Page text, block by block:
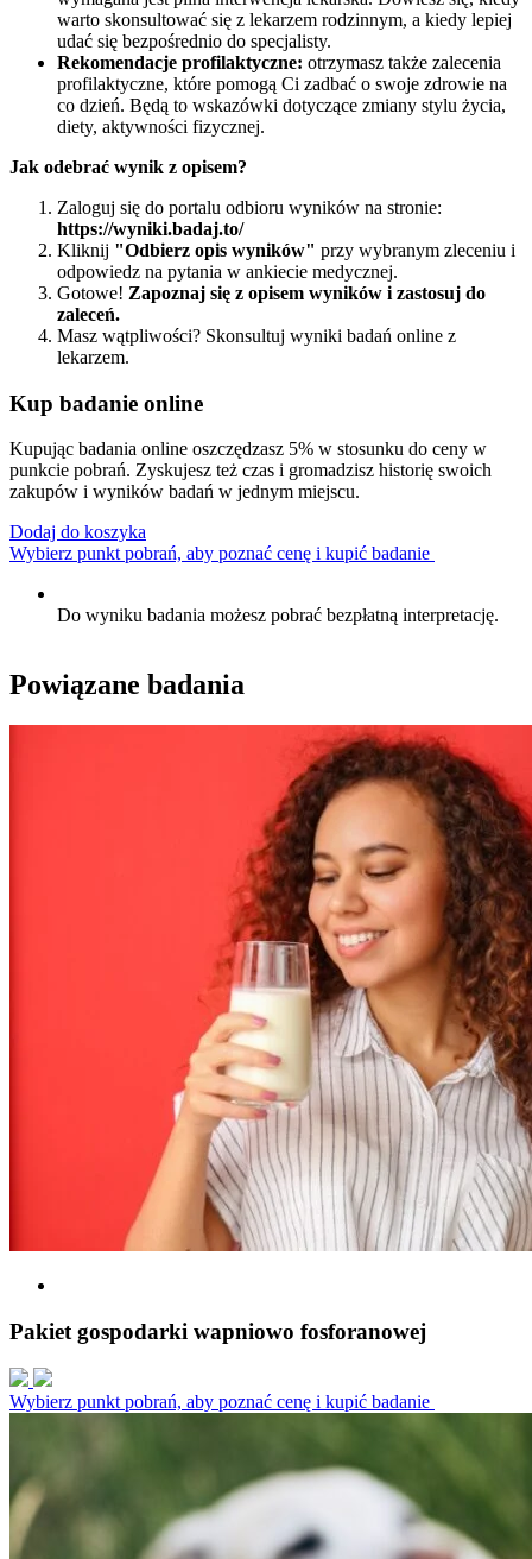
warto skonsultować się z lekarzem rodzinnym, a kiedy lepiej
udać się bezpośrednio do specjalisty.
Rekomendacje profilaktyczne: otrzymasz także zalecenia
profilaktyczne, które pomogą Ci zadbać o swoje zdrowie na
co dzień. Będą to wskazówki dotyczące zmiany stylu życia,
diety, aktywności fizycznej.
Jak odebrać wynik z opisem?
Zaloguj się do portalu odbioru wyników na stronie:
https://wyniki.badaj.to/
Kliknij "Odbierz opis wyników" przy wybranym zleceniu i
odpowiedz na pytania w ankiecie medycznej.
Gotowe! Zapoznaj się z opisem wyników i zastosuj do
zaleceń.
Masz wątpliwości? Skonsultuj wyniki badań online z
lekarzem.
Kup badanie online
Kupując badania online oszczędzasz 5% w stosunku do ceny w
punkcie pobrań. Zyskujesz też czas i gromadzisz historię swoich
zakupów i wyników badań w jednym miejscu.
Dodaj do koszyka
Wybierz punkt pobrań, aby poznać cenę i kupić badanie
Do wyniku badania możesz pobrać bezpłatną interpretację.
Powiązane badania
Pakiet gospodarki wapniowo fosforanowej
Wybierz punkt pobrań, aby poznać cenę i kupić badanie